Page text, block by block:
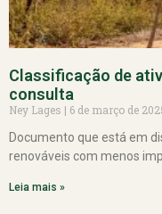
Classificação de
consulta
Ney Lages
6 de março de
Documento que está em
renováveis com menos
Leia mais »